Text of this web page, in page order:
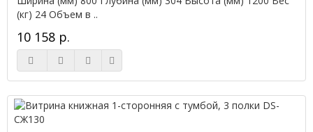
(кг) 24 Объем в ..
10 158 р.